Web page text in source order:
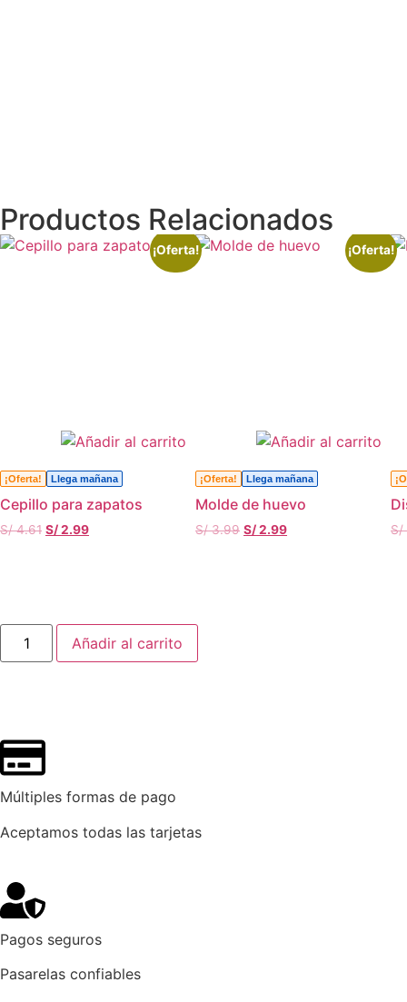
Productos Relacionados
¡Oferta! Llega mañana
¡Oferta!
Cepillo para zapatos
S/4.61 S/2.99
¡Oferta! Llega mañana
¡Oferta!
Molde de huevo
S/3.99 S/2.99 S/
Añadir al carrito
Múltiples formas de pago
Aceptamos todas las tarjetas
Pagos seguros
Pasarelas confiables